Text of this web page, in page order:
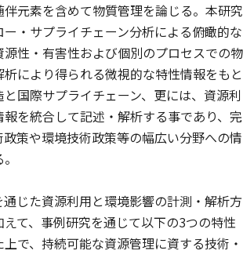
元素を含めて物質管理を論じる。本研究
・サプライチェーン分析による俯瞰的な
性・有害性および個別のプロセスでの物
により得られる微視的な特性情報をもと
国際サプライチェーン、更には、資源利
を統合して記述・解析する事であり、完
策や環境技術政策等の幅広い分野への情
じた資源利用と環境影響の計測・解析方
て、事例研究を通じて以下の3つの特性
で、持続可能な資源管理に資する技術・